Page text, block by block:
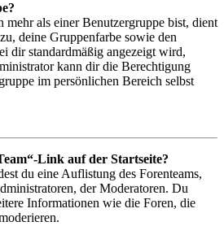
als einer Benutzergruppe bist, dient
deine Gruppenfarbe sowie den
dir standardmäßig angezeigt wird,
kann dir die Berechtigung
im persönlichen Bereich selbst
Link auf der Startseite?
du eine Auflistung des Forenteams,
der Moderatoren. Du
Informationen wie die Foren, die